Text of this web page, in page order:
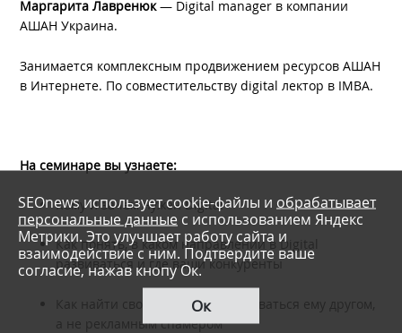
Маргарита Лавренюк— Digital manager в компании
АШАН Украина.
Занимается комплексным продвижением ресурсов АШАН
в Интернете. По совместительству digital лектор в IMBA.
На семинаре вы узнаете:
Кому и зачем нужен Digital
Как понять, в каком направлении в Digital
развиваться и где ваши конкуренты
Как найти своего клиента и оставаться ему другом,
а не рекламным спамером
SEOnews использует cookie-файлы и обрабатывает
персональные данные с использованием Яндекс
Метрики. Это улучшает работу сайта и
взаимодействие с ним. Подтвердите ваше
согласие, нажав кнопу Ок.
Ок